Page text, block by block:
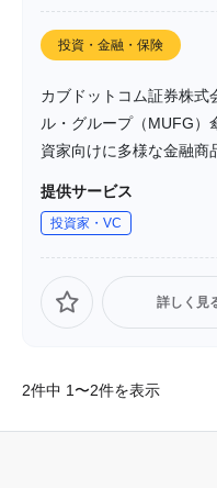
投資・金融・保険
カブドットコム証券株式
ル・グループ（MUFG）
資家向けに多様な金融商
ン取引など、幅広い商品
す。また、API連携や自
進的な取引機能も提供し
います。
提供サービス
投資家・VC
詳しく見
2件中 1〜2件を表示